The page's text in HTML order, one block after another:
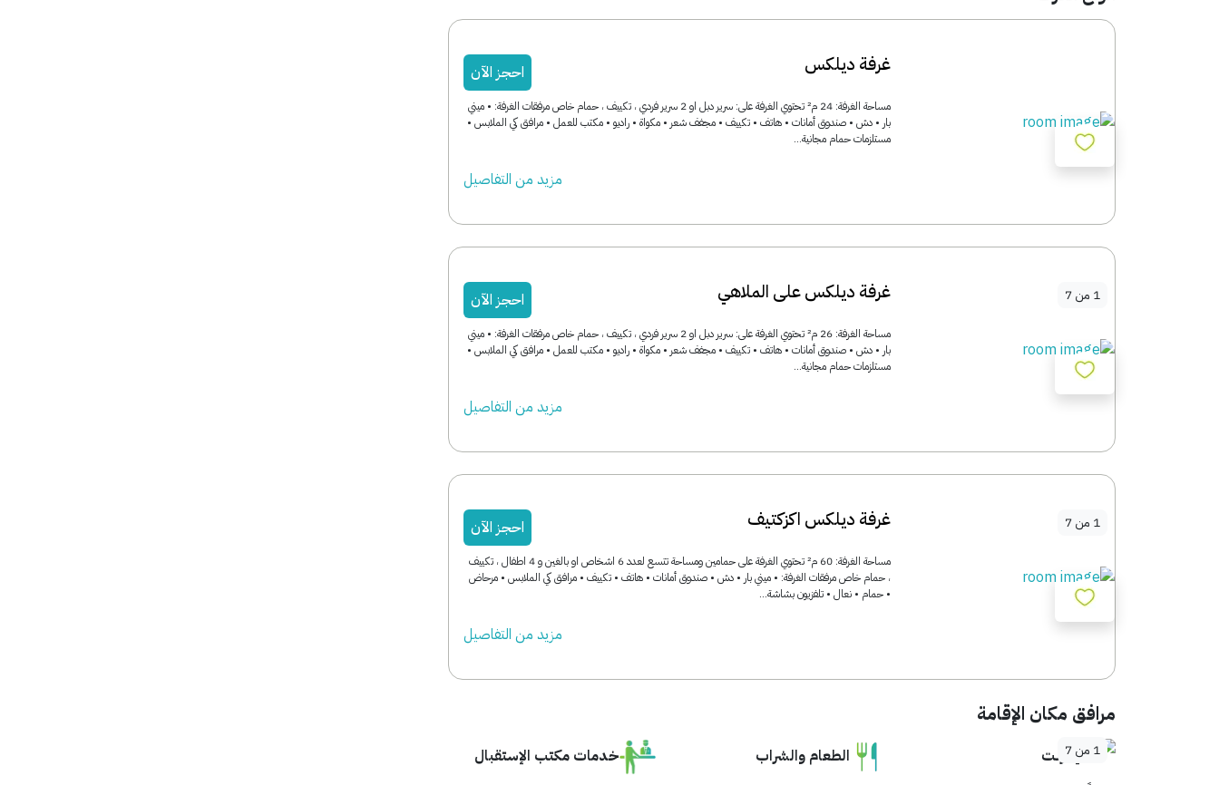
1 من7
غرفة ديلكس احجز الآن
مساحة الغرفة: 24 م² تحتوي الغرفة على: سرير دبل او 2 سرير فردي ، تكييف ، حمام خاص مرفقات الغرفة: • ميني
بار • دش • صندوق أمانات • هاتف • تكييف • مجفف شعر • مكواة • راديو • مكتب للعمل • مرافق كي الملابس •
مستلزمات حمام مجانية...
مزید من التفاصیل
1 من7
غرفة ديلكس على الملاهي احجز الآن
مساحة الغرفة: 26 م² تحتوي الغرفة على: سرير دبل او 2 سرير فردي ، تكييف ، حمام خاص مرفقات الغرفة: • ميني
بار • دش • صندوق أمانات • هاتف • تكييف • مجفف شعر • مكواة • راديو • مكتب للعمل • مرافق كي الملابس •
مستلزمات حمام مجانية...
مزید من التفاصیل
1 من7
غرفة ديلكس اكزكتيف احجز الآن
مساحة الغرفة: 60 م² تحتوي الغرفة على حمامين ومساحة تتسع لعدد 6 اشخاص او بالغين و 4 اطفال ، تكييف
، حمام خاص مرفقات الغرفة: • ميني بار • دش • صندوق أمانات • هاتف • تكييف • مرافق كي الملابس • مرحاض
• حمام • نعال • تلفزيون بشاشة...
مزید من التفاصیل
مرافق مكان الإقامة
إنترنت
الطعام والشراب
خدمات مكتب الإستقبال